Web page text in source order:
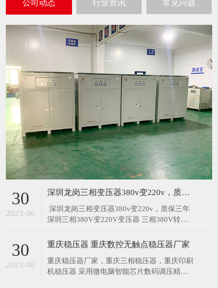
公司动态 行业资讯 常见问题
30
2023-06
深圳龙岗三相变压器380v变220v，质保三年
​ 深圳龙岗三相变压器380v变220v，质保三年
深圳三相380V变220V变压器 三相380V转
压器系列单、三相干式变压器，是我公司多年
来采用优质材料和先进的工艺技术而生产，具
有防潮、维护方便等优点，能深入负荷中心，
可用于地铁、
30
2023-06
重庆稳压器 重庆数控无触点稳压器厂家
重庆稳压器厂家，重庆三相稳压器，重庆印刷
机稳压器 ​采用微电脑智能芯片数码调压精确